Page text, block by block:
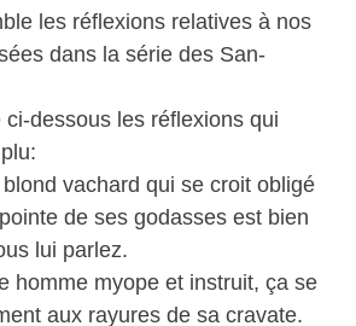
les réflexions relatives à nos
dans la série des San-
ci-dessous les réflexions qui
blond vachard qui se croit obligé
de ses godasses est bien
lui parlez.
homme myope et instruit, ça se
aux rayures de sa cravate.